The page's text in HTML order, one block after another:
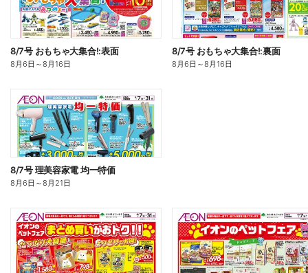
8/7号 おもちゃ大集合!:表面
8月6日 ～8月16日
8/7号 おもちゃ大集合!:裏面
8月6日 ～8月16日
8/7号 理美容家電 均一特価
8月6日 ～8月21日